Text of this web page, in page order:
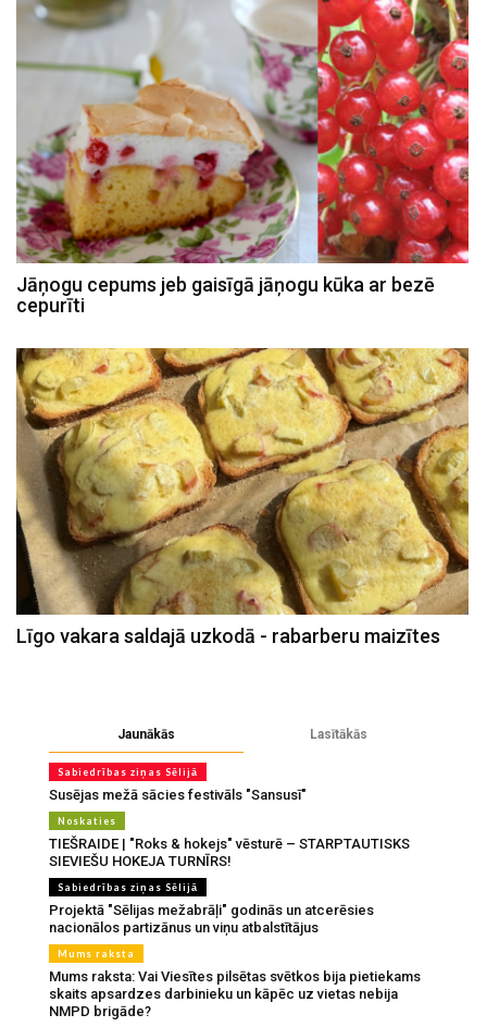
Jāņogu cepums jeb gaisīgā jāņogu kūka ar bezē
cepurīti
Līgo vakara saldajā uzkodā - rabarberu maizītes
Jaunākās Lasītākās
Sabiedrības ziņas Sēlijā
Susējas mežā sācies festivāls "Sansusī"
Noskaties
TIEŠRAIDE | "Roks & hokejs" vēsturē – STARPTAUTISKS
SIEVIEŠU HOKEJA TURNĪRS!
Sabiedrības ziņas Sēlijā
Projektā "Sēlijas mežabrāļi" godinās un atcerēsies
nacionālos partizānus un viņu atbalstītājus
Mums raksta
Mums raksta: Vai Viesītes pilsētas svētkos bija pietiekams
skaits apsardzes darbinieku un kāpēc uz vietas nebija
NMPD brigāde?